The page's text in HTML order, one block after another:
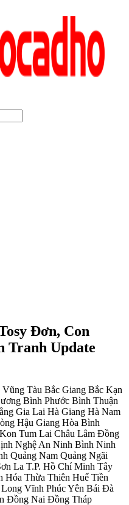
Đơn, Con
Tranh Update
Tàu Bắc Giang Bắc Kạn
Bình Phước Bình Thuận
Gia Lai Hà Giang Hà Nam
Hậu Giang Hòa Bình
Tum Lai Châu Lâm Đồng
Nghệ An Ninh Bình Ninh
Quảng Nam Quảng Ngãi
La T.P. Hồ Chí Minh Tây
Hóa Thừa Thiên Huế Tiền
Vĩnh Phúc Yên Bái Đà
Đồng Nai Đồng Tháp